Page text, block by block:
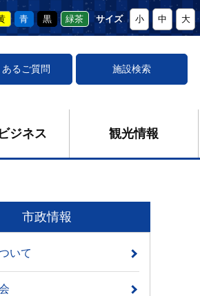
青 黒 緑茶 サイズ 小 中 大
あるご質問 施設検索
ジネス 観光情報
市政情報
いて